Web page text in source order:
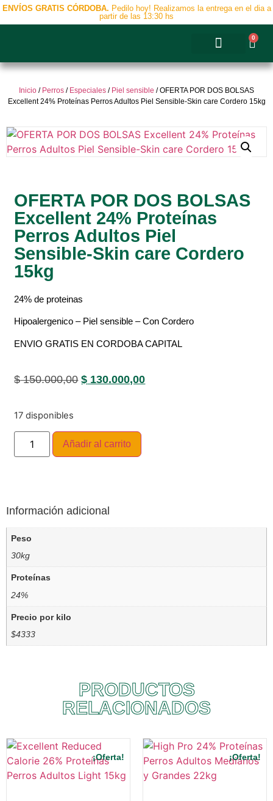
ENVÍOS GRATIS CÓRDOBA. Pedilo hoy! Realizamos la entrega en el dia a
partir de las 13:30 hs
0
Inicio / Perros / Especiales / Piel sensible / OFERTA POR DOS BOLSAS
Excellent 24% Proteínas Perros Adultos Piel Sensible-Skin care Cordero 15kg
OFERTA POR DOS BOLSAS
Excellent 24% Proteínas
Perros Adultos Piel
Sensible-Skin care Cordero
15kg
24% de proteinas
Hipoalergenico – Piel sensible – Con Cordero
ENVIO GRATIS EN CORDOBA CAPITAL
$150.000,00 $ 130.000,00
17 disponibles
Añadir al carrito
Información adicional
Peso
30kg
Proteínas
24%
Precio por kilo
$4333
PRODUCTOS
RELACIONADOS
¡Oferta! ¡Oferta!